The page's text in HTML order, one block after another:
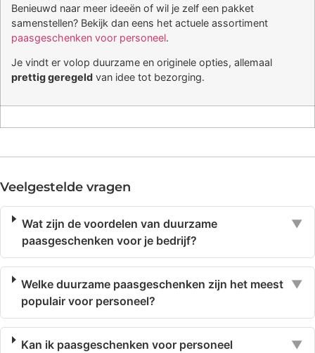
Benieuwd naar meer ideeën of wil je zelf een pakket
samenstellen? Bekijk dan eens het actuele assortiment
paasgeschenken voor personeel.
Je vindt er volop duurzame en originele opties, allemaal
prettig geregeld van idee tot bezorging.
Veelgestelde vragen
Wat zijn de voordelen van duurzame
paasgeschenken voor je bedrijf?
▼
Welke duurzame paasgeschenken zijn het meest
populair voor personeel?
▼
Kan ik paasgeschenken voor personeel
▼